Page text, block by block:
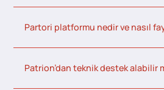
Partori platformu nedir ve nasıl
Patrion’dan teknik destek alabilir